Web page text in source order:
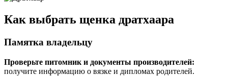
Как выбрать щенка дратхаара
Памятка владельцу
Проверьте питомник и документы производителей:
получите информацию о вязке и дипломах родителей.